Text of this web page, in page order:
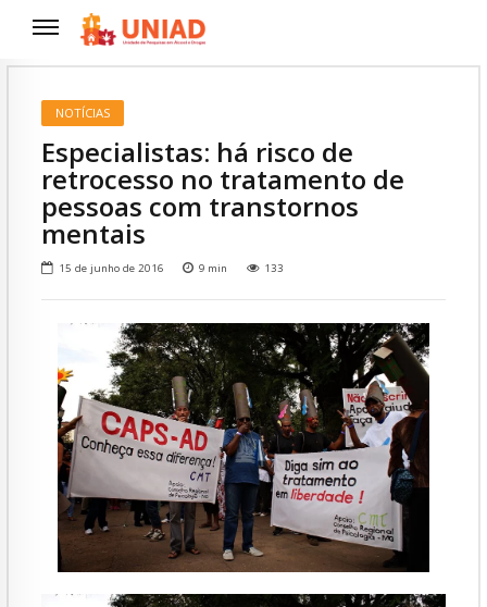
NOTÍCIAS
Especialistas: há risco de
retrocesso no tratamento de
pessoas com transtornos
mentais
15 de junho de 2016 9 min 133